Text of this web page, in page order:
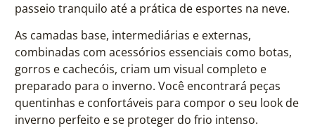
passeio tranquilo até a prática de esportes na neve.
As camadas base, intermediárias e externas,
combinadas com acessórios essenciais como botas,
gorros e cachecóis, criam um visual completo e
preparado para o inverno. Você encontrará peças
quentinhas e confortáveis para compor o seu look de
inverno perfeito e se proteger do frio intenso.